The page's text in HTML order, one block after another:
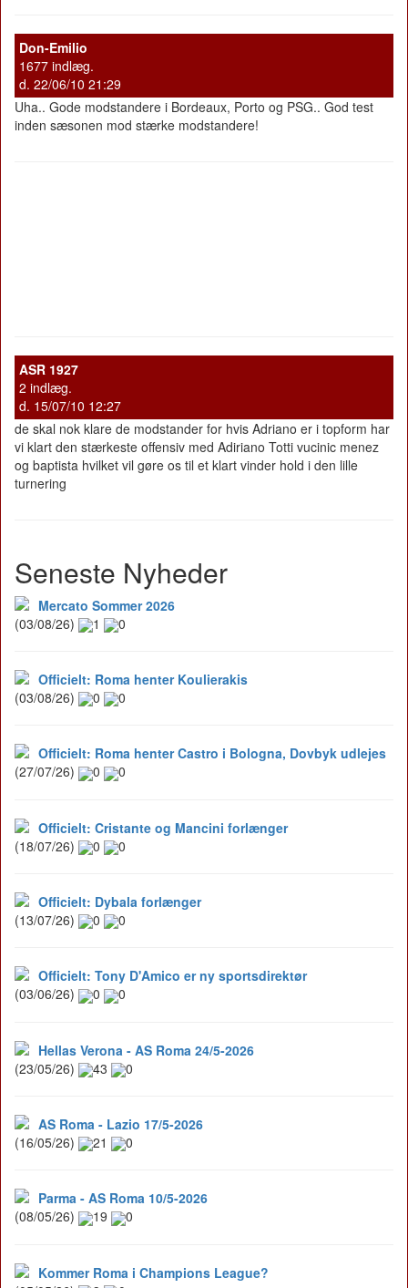
Don-Emilio
1677 indlæg.
d. 22/06/10 21:29
Uha.. Gode modstandere i Bordeaux, Porto og PSG.. God test
inden sæsonen mod stærke modstandere!
ASR 1927
2 indlæg.
d. 15/07/10 12:27
de skal nok klare de modstander for hvis Adriano er i topform har
vi klart den stærkeste offensiv med Adiriano Totti vucinic menez
og baptista hvilket vil gøre os til et klart vinder hold i den lille
turnering
Seneste Nyheder
Mercato Sommer 2026
(03/08/26)
1 0
Officielt: Roma henter Koulierakis
(03/08/26)
0 0
Officielt: Roma henter Castro i Bologna, Dovbyk udlejes
(27/07/26)
0 0
Officielt: Cristante og Mancini forlænger
(18/07/26)
0 0
Officielt: Dybala forlænger
(13/07/26)
0 0
Officielt: Tony D'Amico er ny sportsdirektør
(03/06/26)
0 0
Hellas Verona - AS Roma 24/5-2026
(23/05/26)
43 0
AS Roma - Lazio 17/5-2026
(16/05/26)
21 0
Parma - AS Roma 10/5-2026
(08/05/26)
19 0
Kommer Roma i Champions League?